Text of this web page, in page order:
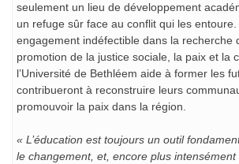
seulement un lieu de développement
un refuge sûr face au conflit qui les entoure.
engagement indéfectible dans la recherche
promotion de la justice sociale, la paix et la
l’Université de Bethléem aide à former les
contribueront à reconstruire leurs
promouvoir la paix dans la région.
« L’éducation est toujours un outil
le changement, et, encore plus